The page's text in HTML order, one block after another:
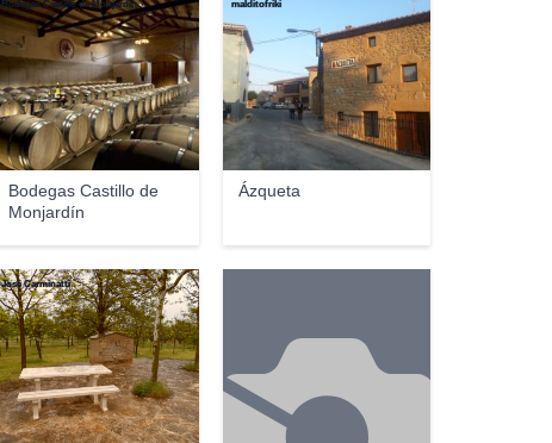
Bodegas Castillo de
Monjardín
Bodegas Castillo de Monjardín
Ázqueta
malditofriki
José Carminatti